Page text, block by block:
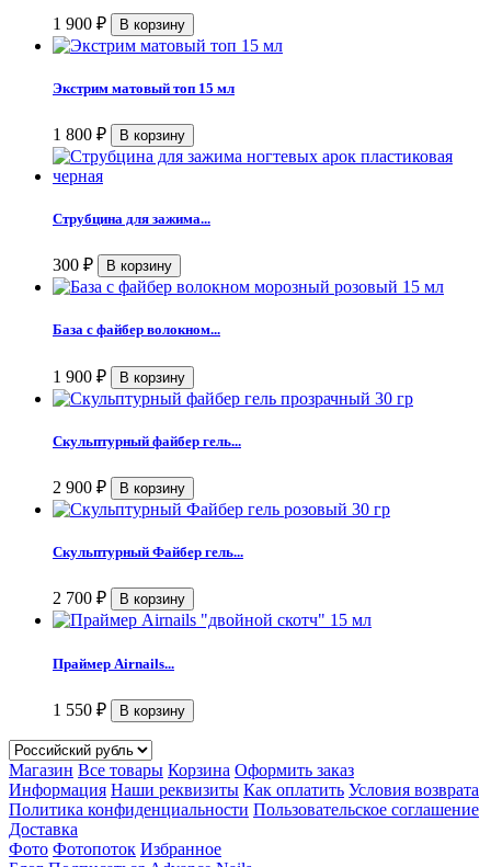
1 900 ₽
Экстрим матовый топ 15 мл
1 800 ₽
Струбцина для зажима...
300 ₽
База с файбер волокном...
1 900 ₽
Скульптурный файбер гель...
2 900 ₽
Скульптурный Файбер гель...
2 700 ₽
Праймер Airnails...
1 550 ₽
Магазин Все товары Корзина Оформить заказ
Информация Наши реквизиты Как оплатить Условия возврата
Политика конфиденциальности Пользовательское соглашение
Доставка
Фото Фотопоток Избранное